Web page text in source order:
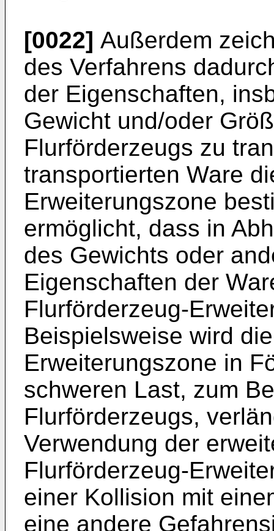
[0022] Außerdem
des Verfahrens
der Eigenschaften,
Gewicht und/oder
Flurförderzeugs zu
transportierten Ware
Erweiterungszone
ermöglicht, dass in
des Gewichts oder
Eigenschaften der
Flurförderzeug-
Beispielsweise wird
Erweiterungszone in
schweren Last, zum
Flurförderzeugs,
Verwendung der
Flurförderzeug-
einer Kollision mit
eine andere